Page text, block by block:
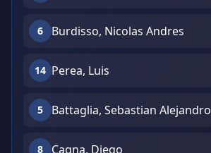
6 Burdisso, Nicolas Andres
14 Perea, Luis
5 Battaglia, Sebastian Alejandro
8 Cagna, Diego